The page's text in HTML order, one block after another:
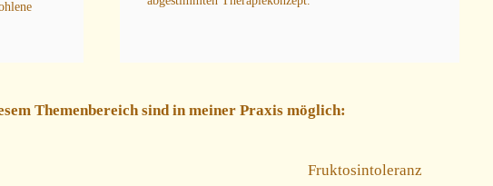
Themenbereich sind in meiner Praxis möglich:
Fruktosintoleranz